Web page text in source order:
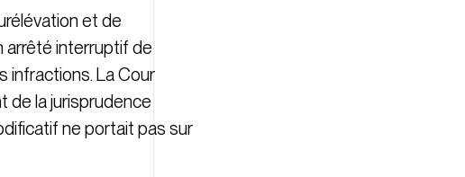
et de
arrêté interruptif de
infractions. La Cour
de la jurisprudence
ne portait pas sur